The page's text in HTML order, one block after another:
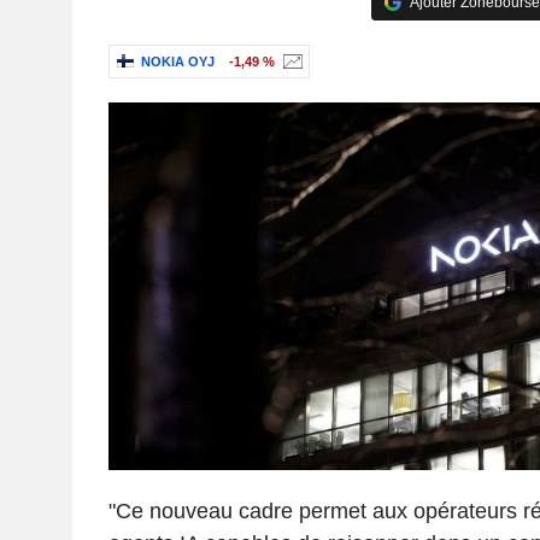
NOKIA OYJ -1,49 %
"Ce nouveau cadre permet aux opérateurs